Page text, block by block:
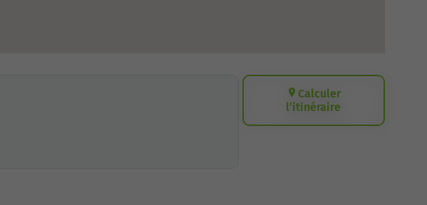
Calculer
l’itinéraire